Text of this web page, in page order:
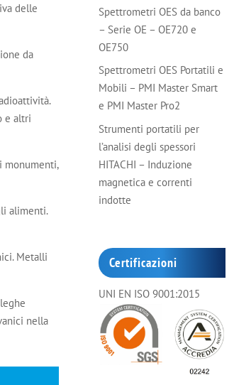
delle
da
e altri
monumenti,
alimenti.
Metalli
nella
Spettrometri OES da banco
– Serie OE – OE720 e
OE750
Spettrometri OES Portatili e
Mobili – PMI Master Smart
e PMI Master Pro2
Strumenti portatili per
l’analisi degli spessori
HITACHI – Induzione
magnetica e correnti
indotte
Certificazioni
UNI EN ISO 9001:2015